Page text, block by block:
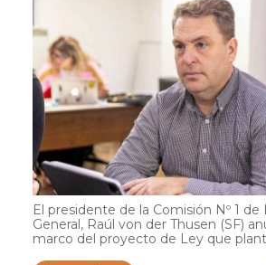
El presidente de la Comisión Nº 1 de
General, Raúl von der Thusen (SF)
marco del proyecto de Ley que